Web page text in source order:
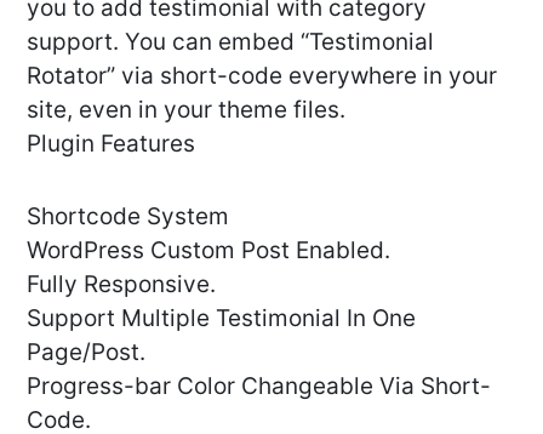
you to add testimonial with category
support. You can embed “Testimonial
Rotator” via short-code everywhere in your
site, even in your theme files.
Plugin Features
Shortcode System
WordPress Custom Post Enabled.
Fully Responsive.
Support Multiple Testimonial In One
Page/Post.
Progress-bar Color Changeable Via Short-
Code.